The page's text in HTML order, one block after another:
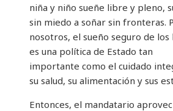
niña y niño sueñe libre y pleno,
sin miedo a soñar sin fronteras.
nosotros, el sueño seguro de los
es una política de Estado tan
importante como el cuidado
su salud, su alimentación y sus
Entonces, el mandatario